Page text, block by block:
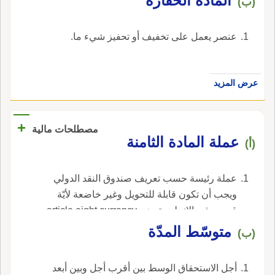
عنصر يعمل على تخفيف أو تحفيز شيء ما.
عرض المزيد
مصطلحات مالية +
(أ) عملة المادة الثامنة
عملة رئيسة حسب تعريف صندوق النقد الدولي
ويجب أن تكون قابلة للتحويل وغير خاضعة لأيّة
قيود. ، في الإنجليزية، هي article eight currency.
(ب) متوسّط المدّة
أجل الاستحقاق الوسط بين أقرب أجل وبين أبعد